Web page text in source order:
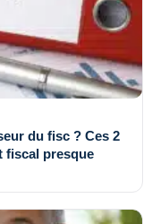
du fisc ? Ces 2
fiscal presque